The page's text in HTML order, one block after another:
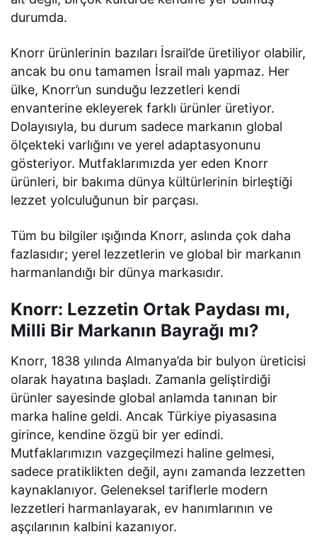
durumda.
Knorr ürünlerinin bazıları İsrail’de üretiliyor olabilir,
ancak bu onu tamamen İsrail malı yapmaz. Her
ülke, Knorr’un sunduğu lezzetleri kendi
envanterine ekleyerek farklı ürünler üretiyor.
Dolayısıyla, bu durum sadece markanın global
ölçekteki varlığını ve yerel adaptasyonunu
gösteriyor. Mutfaklarımızda yer eden Knorr
ürünleri, bir bakıma dünya kültürlerinin birleştiği
lezzet yolculuğunun bir parçası.
Tüm bu bilgiler ışığında Knorr, aslında çok daha
fazlasıdır; yerel lezzetlerin ve global bir markanın
harmanlandığı bir dünya markasıdır.
Knorr: Lezzetin Ortak Paydası mı,
Milli Bir Markanın Bayrağı mı?
Knorr, 1838 yılında Almanya’da bir bulyon üreticisi
olarak hayatına başladı. Zamanla geliştirdiği
ürünler sayesinde global anlamda tanınan bir
marka haline geldi. Ancak Türkiye piyasasına
girince, kendine özgü bir yer edindi.
Mutfaklarımızın vazgeçilmezi haline gelmesi,
sadece pratiklikten değil, aynı zamanda lezzetten
kaynaklanıyor. Geleneksel tariflerle modern
lezzetleri harmanlayarak, ev hanımlarının ve
aşçılarının kalbini kazanıyor.